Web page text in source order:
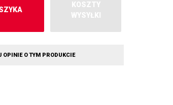
KOSZTY
WYSYŁKI
OPINIE O TYM PRODUKCIE